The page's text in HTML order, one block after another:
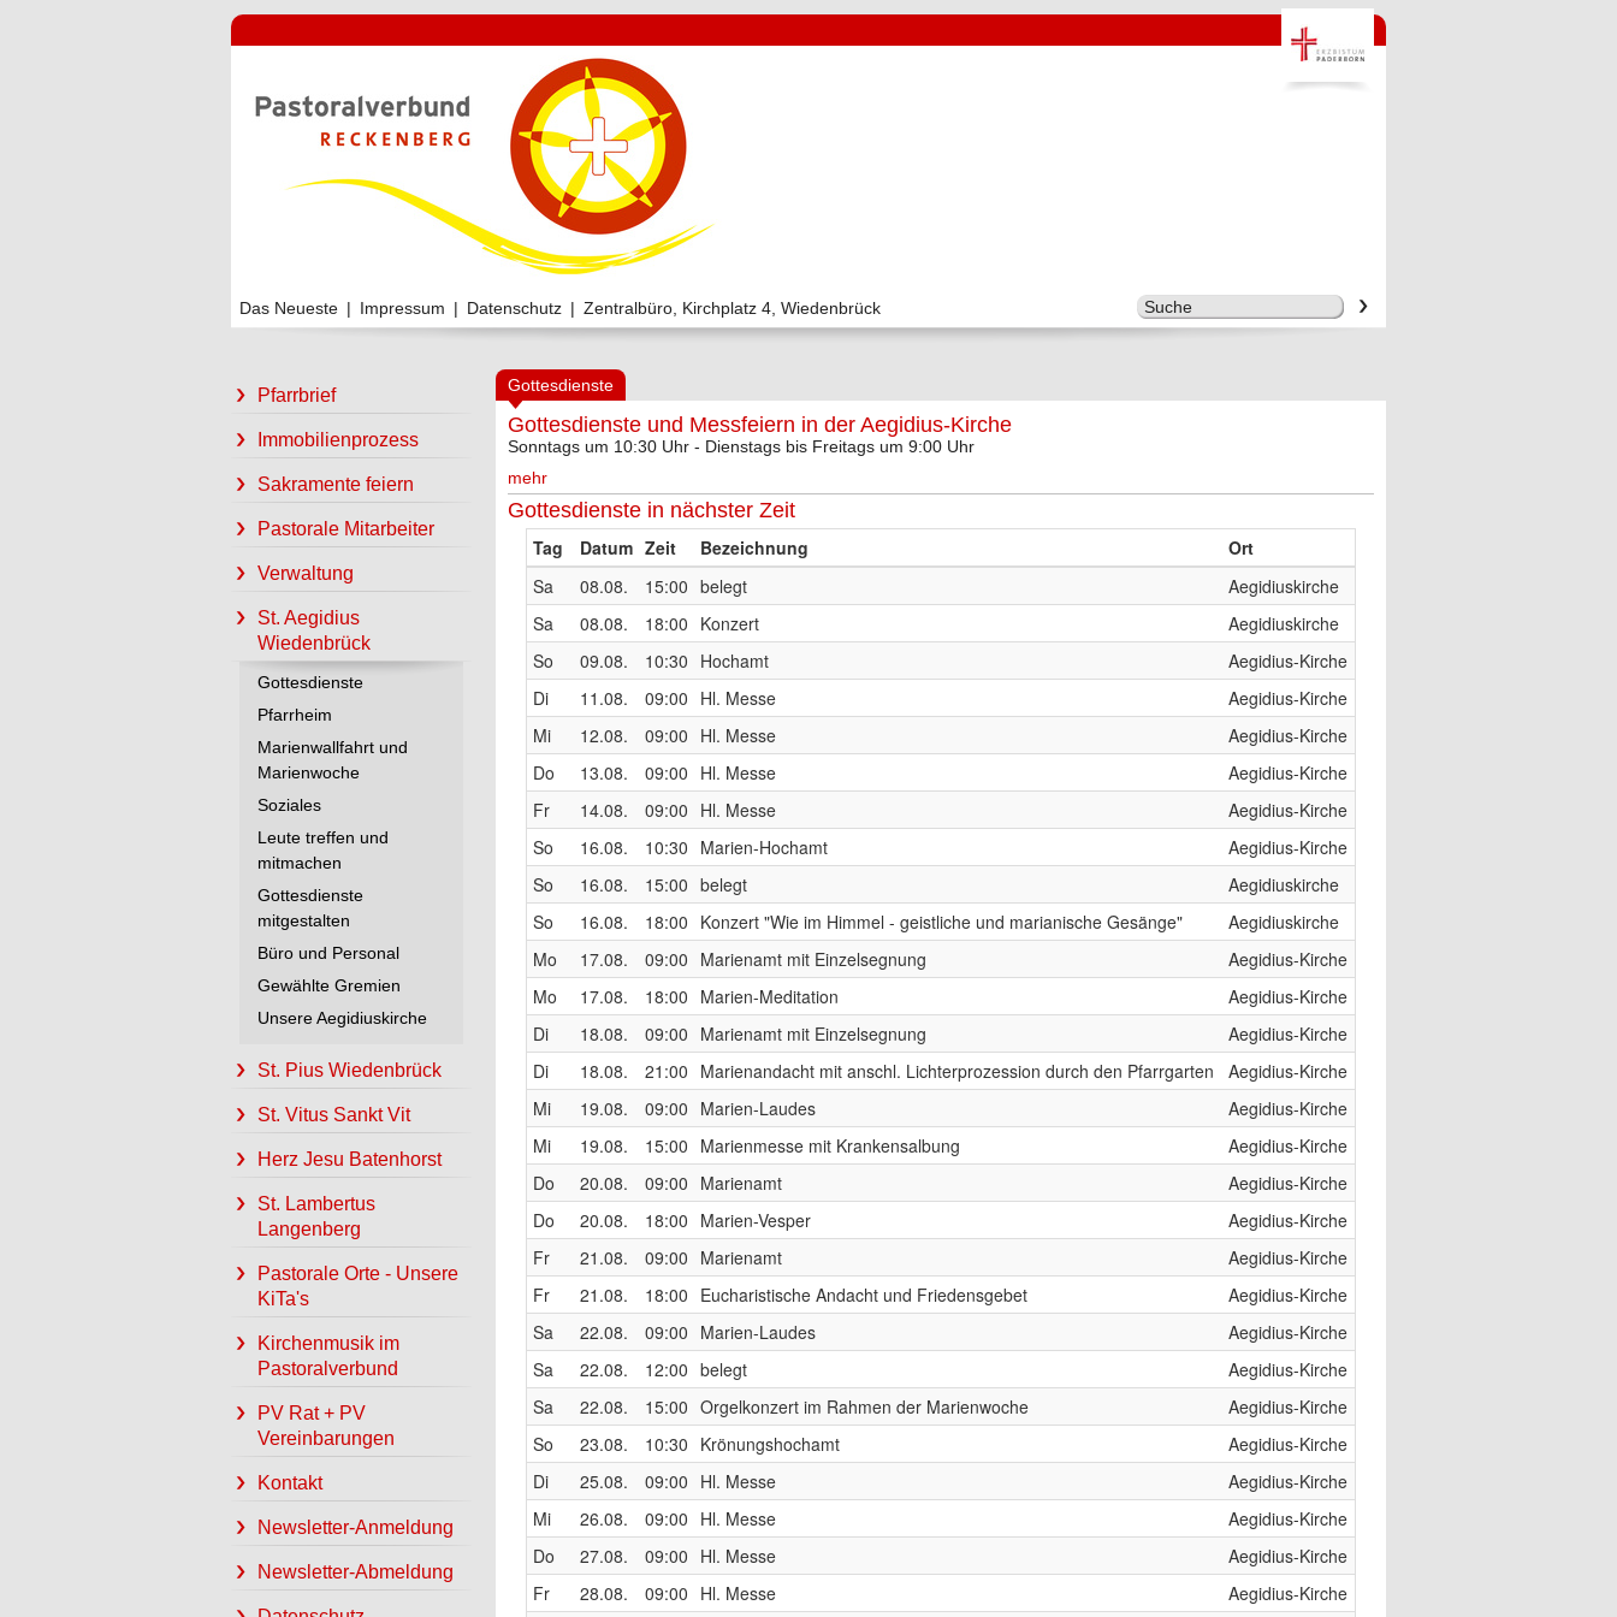
Das Neueste | Impressum | Datenschutz | Zentralbüro, Kirchplatz 4, Wiedenbrück
Pfarrbrief
Immobilienprozess
Sakramente feiern
Pastorale Mitarbeiter
Verwaltung
St. Aegidius
Wiedenbrück
Gottesdienste
Pfarrheim
Marienwallfahrt und
Marienwoche
Soziales
Leute treffen und
mitmachen
Gottesdienste
mitgestalten
Büro und Personal
Gewählte Gremien
Unsere Aegidiuskirche
St. Pius Wiedenbrück
St. Vitus Sankt Vit
Herz Jesu Batenhorst
St. Lambertus
Langenberg
Pastorale Orte - Unsere
KiTa's
Kirchenmusik im
Pastoralverbund
PV Rat + PV
Vereinbarungen
Kontakt
Newsletter-Anmeldung
Newsletter-Abmeldung
Gottesdienste
Gottesdienste und Messfeiern in der Aegidius-Kirche
Sonntags um 10:30 Uhr - Dienstags bis Freitags um 9:00 Uhr
mehr
Gottesdienste in nächster Zeit